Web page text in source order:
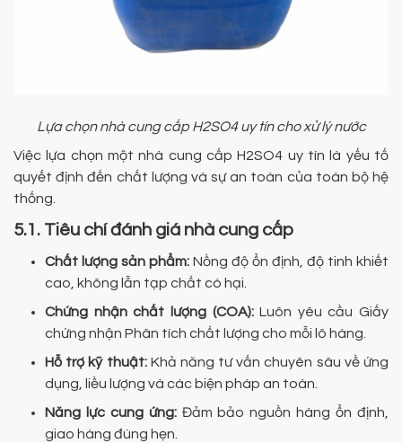
Lựa chọn nhà cung cấp H2SO4 uy tín cho xử lý nước
Việc lựa chọn một nhà cung cấp H2SO4 uy tín là yếu tố
quyết định đến chất lượng và sự an toàn của toàn bộ hệ
thống.
5.1. Tiêu chí đánh giá nhà cung cấp
Chất lượng sản phẩm: Nồng độ ổn định, độ tinh khiết
cao, không lẫn tạp chất có hại.
Chứng nhận chất lượng (COA):Luôn yêu cầu Giấy
chứng nhận Phân tích chất lượng cho mỗi lô hàng.
Hỗ trợ kỹ thuật: Khả năng tư vấn chuyên sâu về ứng
dụng, liều lượng và các biện pháp an toàn.
Năng lực cung ứng: Đảm bảo nguồn hàng ổn định,
giao hàng đúng hẹn.